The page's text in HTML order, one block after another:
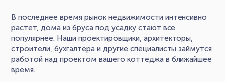
В последнее время рынок недвижимости интенсивно
растет, дома из бруса под усадку стают все
популярнее. Наши проектировщики, архитекторы,
строители, бухгалтера и другие специалисты займутся
работой над проектом вашего коттеджа в ближайшее
время.